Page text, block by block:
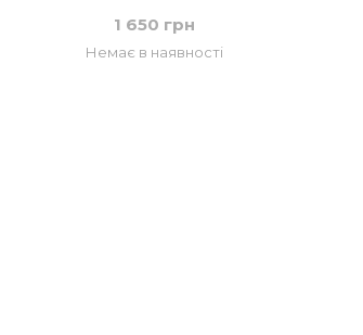
1 650 грн
Немає в наявності